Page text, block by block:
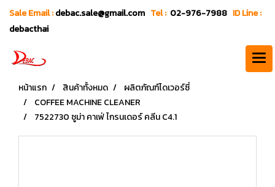
Sale Email :debac.sale@gmail.com Tel : 02-976-7988 ID Line :
debacthai
หน้าแรก สินค้าทั้งหมด
ผลิตภัณฑ์ไดเวอร์ซี่
COFFEE MACHINE CLEANER
7522730 ซูม่า คาเฟ่ ไกรนเดอร์ คลีน C4.1